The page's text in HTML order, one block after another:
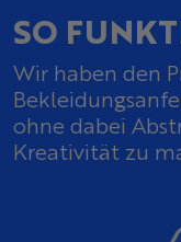
SO
Wir haben den
ohne dabei
Kreativität zu